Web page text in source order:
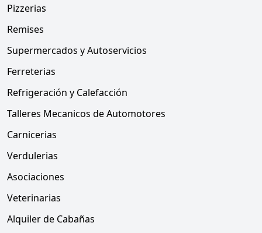
Pizzerias
Remises
Supermercados y Autoservicios
Ferreterias
Refrigeración y Calefacción
Talleres Mecanicos de Automotores
Carnicerias
Verdulerias
Asociaciones
Veterinarias
Alquiler de Cabañas